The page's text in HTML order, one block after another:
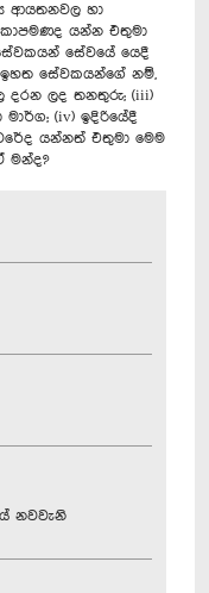
ආයතනවල හා
යන්න එතුමා
සේවයේ යෙදී
ඉහත සේවකයන්ගේ නම්,
දරන ලද තනතුරු; (iii)
(iv) ඉදිරියේදී
යන්නත් එතුමා මෙම
මන්ද?
නවවැනි